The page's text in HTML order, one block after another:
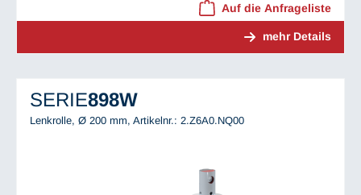
Auf die Anfrageliste
mehr Details
SERIE898W
Lenkrolle, Ø 200 mm, Artikelnr.: 2.Z6A0.NQ00